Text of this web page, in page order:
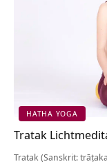
HATHA YOGA
Tratak
Tratak (Sanskrit: